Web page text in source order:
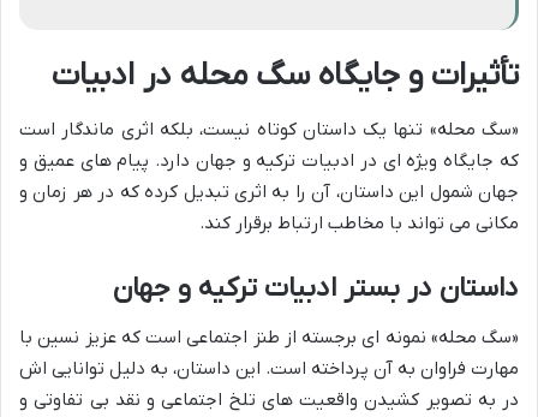
تأثیرات و جایگاه سگ محله در ادبیات
«سگ محله» تنها یک داستان کوتاه نیست، بلکه اثری ماندگار است
که جایگاه ویژه ای در ادبیات ترکیه و جهان دارد. پیام های عمیق و
جهان شمول این داستان، آن را به اثری تبدیل کرده که در هر زمان و
مکانی می تواند با مخاطب ارتباط برقرار کند.
داستان در بستر ادبیات ترکیه و جهان
«سگ محله» نمونه ای برجسته از طنز اجتماعی است که عزیز نسین با
مهارت فراوان به آن پرداخته است. این داستان، به دلیل توانایی اش
در به تصویر کشیدن واقعیت های تلخ اجتماعی و نقد بی تفاوتی و